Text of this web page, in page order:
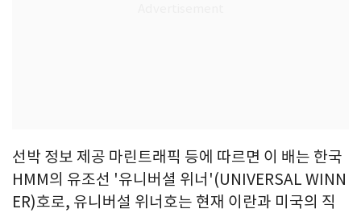
선박 정보 제공 마린트래픽 등에 따르면 이 배는 한국
HMM의 유조선 '유니버셜 위너'(UNIVERSAL WINN
ER)호로, 유니버설 위너호는 현재 이란과 미국의 직